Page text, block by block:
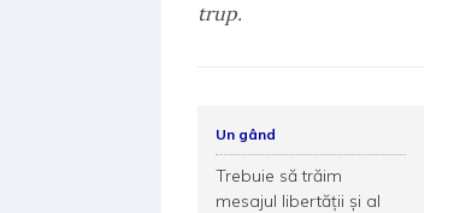
trup.
Un gând
Trebuie să trăim
mesajul libertății și al